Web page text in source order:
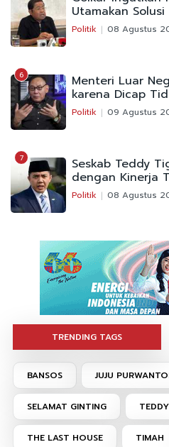
Utamakan
Politik 08 Agustus
6 Menteri Luar
karena Dicap
Politik 09 Agustus
7 Seskab Teddy
dengan Kinerja
Politik 08 Agustus
TRENDING TAGS
BANSOS JUJU
SELAMAT GINTING
THE LAST HOUSE TIMAH